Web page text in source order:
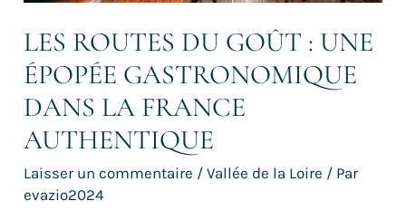
LES ROUTES DU GOÛT : UNE
ÉPOPÉE GASTRONOMIQUE
DANS LA FRANCE
AUTHENTIQUE
Laisser un commentaire /Vallée de la Loire / Par
evazio2024
authentique